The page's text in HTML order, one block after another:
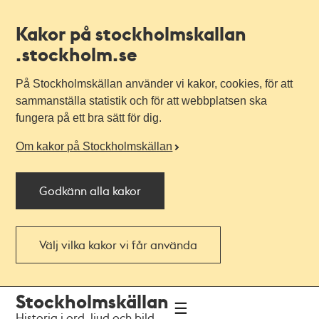
Kakor på stockholmskallan
.stockholm.se
På Stockholmskällan använder vi kakor, cookies, för att
sammanställa statistik och för att webbplatsen ska
fungera på ett bra sätt för dig.
Om kakor på Stockholmskällan
Godkänn alla kakor
Välj vilka kakor vi får använda
navigationen
huvudinnehållet
Stockholmskällan